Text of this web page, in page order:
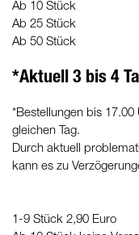
Ab 10 Stück
Ab 25 Stück
Ab 50 Stück
*Aktuell 3 bis 4
*Bestellungen bis
gleichen Tag.
Durch aktuell
kann es zu
1-9 Stück 2,90 Euro